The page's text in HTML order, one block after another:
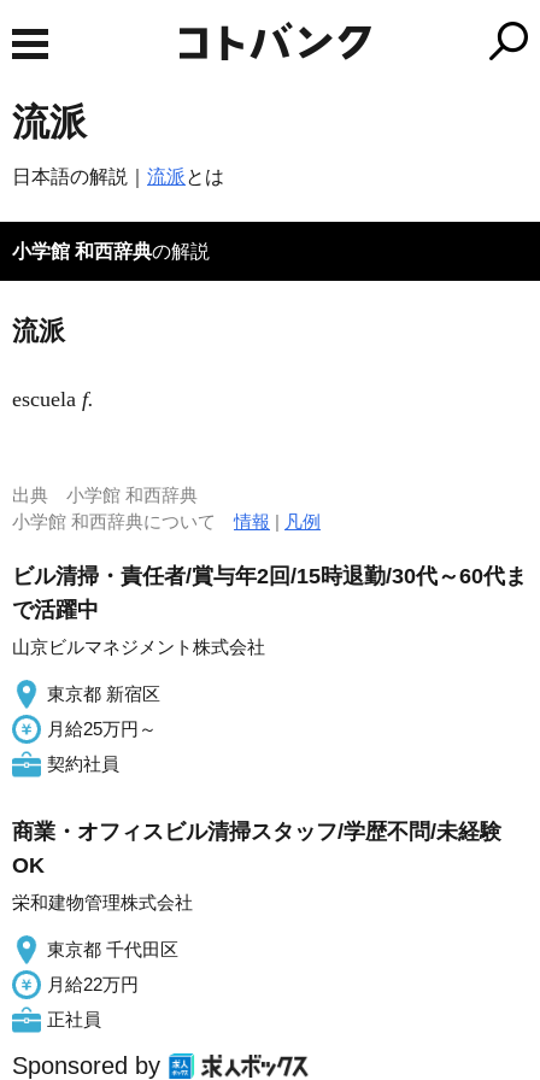
流派
日本語の解説｜ 流派とは
小学館 和西辞典の解説
流派
escuela f.
出典 小学館 和西辞典
小学館 和西辞典について情報 | 凡例
ビル清掃・責任者/賞与年2回/15時退勤/30代～60代ま
で活躍中
山京ビルマネジメント株式会社
東京都 新宿区
月給25万円～
契約社員
商業・オフィスビル清掃スタッフ/学歴不問/未経験
OK
栄和建物管理株式会社
東京都 千代田区
月給22万円
正社員
Sponsored by